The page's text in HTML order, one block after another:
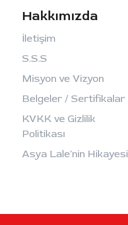
Hakkımızda
İletişim
S.S.S
Misyon ve Vizyon
Belgeler / Sertifikalar
KVKK ve Gizlilik
Politikası
Asya Lale'nin Hikayesi